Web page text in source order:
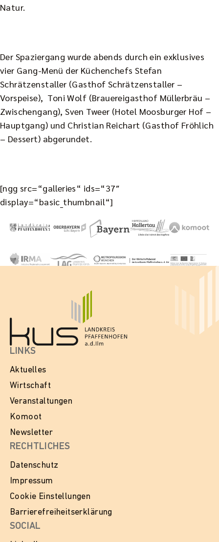
Natur.
Der Spaziergang wurde abends durch ein exklusives
vier Gang-Menü der Küchenchefs Stefan
Schrätzenstaller (Gasthof Schrätzenstaller –
Vorspeise), Toni Wolf (Brauereigasthof Müllerbräu –
Zwischengang), Sven Tweer (Hotel Moosburger Hof –
Hauptgang) und Christian Reichart (Gasthof Fröhlich
– Dessert) abgerundet.
[ngg src=“galleries“ ids=“37″
display=“basic_thumbnail“]
LINKS
Aktuelles
Wirtschaft
Veranstaltungen
Komoot
Newsletter
RECHTLICHES
Datenschutz
Impressum
Cookie Einstellungen
Barrierefreiheitserklärung
SOCIAL